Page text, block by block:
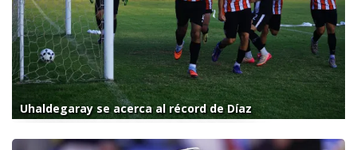
Uhaldegaray se acerca al récord de Díaz